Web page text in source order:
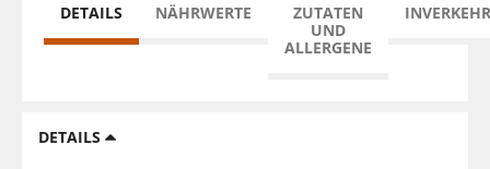
DETAILS NÄHRWERTE
ZUTATEN
UND
ALLERGENE
DETAILS